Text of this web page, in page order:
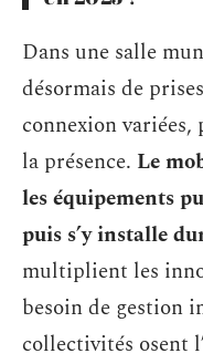
Dans une salle
désormais de
connexion
la présence. Le
les équipements
puis s’y installe
multiplient les
besoin de gestion
collectivités osent